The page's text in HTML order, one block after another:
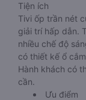
Tiện ích
Tivi ốp trần nét
giải trí hấp dẫn.
nhiều chế độ
có thiết kế ổ
Hành khách có
cần.
Ưu điểm